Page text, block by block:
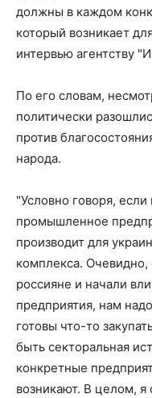
должны в каждом
который возникает
интервью агентству
По его словам,
политически
против
народа.
"Условно говоря,
промышленное
производит для
комплекса.
россияне и начали
предприятия, нам
готовы что-то
быть секторальная
конкретные
возникают. В целом, я